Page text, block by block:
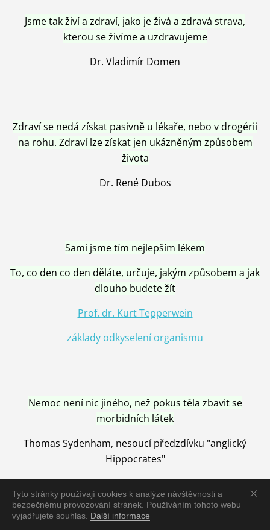
Tyto stránky používají cookies k analýze návštěvnosti a
bezpečnému provozování stránek. Používáním tohoto webu
vyjadřujete souhlas. Další informace
Jsme tak živí a zdraví, jako je živá a zdravá strava,
kterou se živíme a uzdravujeme
Dr. Vladimír Domen
Zdraví se nedá získat pasivně u lékaře, nebo v drogérii
na rohu. Zdraví lze získat jen ukázněným způsobem
života
Dr. René Dubos
Sami jsme tím nejlepším lékem
To, co den co den děláte, určuje, jakým způsobem a jak
dlouho budete žít
Prof. dr. Kurt Tepperwein
základy odkyselení organismu
Nemoc není nic jiného, než pokus těla zbavit se
morbidních látek
Thomas Sydenham, nesoucí předzdívku "anglický
Hippocrates"
Nemoc je vyléčena jen pomocí Přírody, neutralizací a